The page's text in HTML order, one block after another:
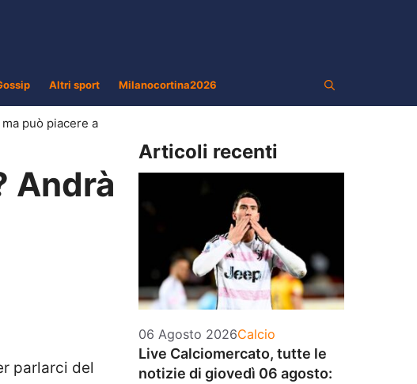
Altri sport Milanocortina2026
ma può piacere a
Andrà
parlarci del
Articoli recenti
06 Agosto 2026Categorie
Calcio
Live Calciomercato, tutte le
notizie di giovedì 06 agosto: